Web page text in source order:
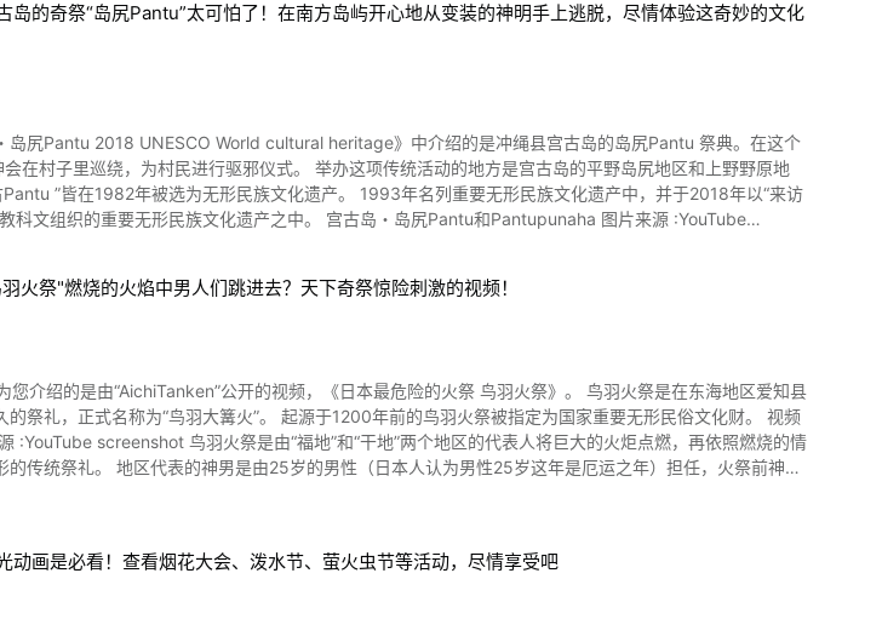
弭。 可是栖息于只见川的龙神因此来抢回其龙神之珠。 因此就在传说一
抢走龙神之珠。 透过七日堂裸体朝圣来祈求身体安康与1年的幸福 图片来
阶的石梯巡
口。 这部分可以在视频的0:03处，并可见到参观喊着“嘿咻！嘿咻！”替爬上麻绳的男性们鼓舞。 传承至
”。 两者都是有助于幸运及开运的效果，不论是在地县民，在国内外都广为流传。 福满虚空藏菩萨圆藏寺的
介绍总结 从自古以来的传说而开始的七日堂
到访。 自郡山前往的交通也十分方便，并且普通人也都可以参加，不妨
岛的奇祭“岛尻Pantu”太可怕了！在南方岛屿开心地从变装的神明手上逃脱，尽情体验这奇妙的文化
古岛的岛尻Pantu 祭典。在这个
仪式。 举办这项传统活动的地方是宫古岛的平野岛尻地区和上野野原地
”皆在1982年被选为无形民族文化遗产。 1993年名列重要无形民族文化遗产中，并于2018年以“来访
遗产之中。 宫古岛・岛尻Pantu和Pantupunaha 图片来源 :YouTube
里的泥巴涂满全身后
出来之后，就会把身上的泥巴涂在人们身上或房屋外围。 孩子看到Pantu之后往往会吓得嚎啕大哭、放
神明玩捉迷藏的宫古岛・岛尻Pantu 图片来源 :YouTube screenshot
为这是在和神明玩捉迷藏。只要抹上泥巴，就能驱除恶灵，仿佛盖上无病无灾的印记，让人格外安心 猛一
上泥巴之后却又满脸笑容，不难看出这个祭典的精湛之处。 然而近年来这个祭典却被人投诉会
办的危机。 其实不管是岛民还是观光客，只要Pantu祭典一举办，无论男女老少，甚至是警察，都会跑过
和宫古岛的历史， 还可以戴上Pantu的面具拍照留念。 听说这个面具的历史已经超过百年，是在宫古岛
本文介绍了宫古岛的传统习
来岛尻体验一下被抹上泥巴的新奇感受！ 【Tripadvisor】宫古岛市
火祭"燃烧的火焰中男人们跳进去？天下奇祭惊险刺激的视频！
由“AichiTanken”公开的视频，《日本最危险的火祭 鸟羽火祭》。 鸟羽火祭是在东海地区爱知县
祭礼，正式名称为“鸟羽大篝火”。 起源于1200年前的鸟羽火祭被指定为国家重要无形民俗文化财。 视频
传统祭礼。 地区代表的神男是由25岁的男性（日本人认为男性25岁这年是厄运之年）担任，火祭前神男
的竹子做成的筷子吃饭，可以保持牙齿健康。 视频中的爱知县西尾市的推荐景点 照片：
动画是必看！查看烟花大会、泼水节、萤火虫节等活动，尽情享受吧